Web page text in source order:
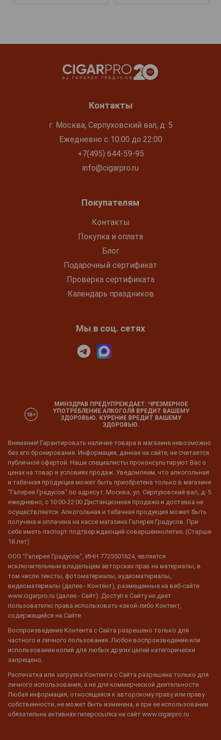
Контакты
г. Москва, Серпуховский вал, д. 5
Ежедневно с 10:00 до 22:00
+7(495) 644-59-95
info@cigarpro.ru
Покупателям
Контакты
Покупка и оплата
Блог
Подарочный сертификат
Проверка сертификата
Календарь праздников
Мы в соц. сетях
МИНЗДРАВ ПРЕДУПРЕЖДАЕТ: ЧРЕЗМЕРНОЕ
УПОТРЕБЛЕНИЕ АЛКОГОЛЯ ВРЕДИТ ВАШЕМУ
ЗДОРОВЬЮ. КУРЕНИЕ ВРЕДИТ ВАШЕМУ
ЗДОРОВЬЮ.
Внимание! Гарантировать наличие товара в магазине невозможно
без его бронирования. Информация, данная на сайте, не считается
публичной офертой. Наши специалисты проконсультируют Вас о
ценах на товар и условиях продаж. Уведомляем, что алкогольная
и табачная продукция может быть приобретена только в магазине
"Галерея Градусов" по адресу г. Москва, ул. Серпуховский вал, д. 5
ежедневно, с 10:00-22:00 Дистанционная продажа и доставка не
осуществляется. Алкогольная и табачная продукция может быть
получена и оплачена на кассе магазина Галерея Градусов. При
себе иметь паспорт подтверждающий совершеннолетие. (Старше
18 лет)
ООО "Галерея Градусов", ИНН 7725501624, является
исключительным владельцем авторских прав на материалы, в
том числе тексты, фотоматериалы, аудиоматериалы,
видеоматериалы (далее - Контент), размещенные на веб-сайте
www.cigarpro.ru (далее - Сайт). Доступ к Сайту не дает
пользователю права использовать какой-либо Контент,
содержащийся на Сайте.
Воспроизведение Контента с Сайта разрешено только для
частного и личного пользования. Любое воспроизведение или
использование копий для любых других целей категорически
запрещено.
Распечатка или загрузка Контента с Сайта разрешена только для
личного использования, а не для коммерческой деятельности.
Любая информация, относящаяся к авторскому праву или праву
собственности, не может быть изменена, и при ее использовании
обязательна активная гиперссылка на сайт www.cigarpro.ru